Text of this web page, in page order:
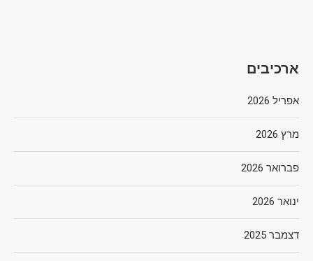
ארכיבים
אפריל 2026
מרץ 2026
פברואר 2026
ינואר 2026
דצמבר 2025